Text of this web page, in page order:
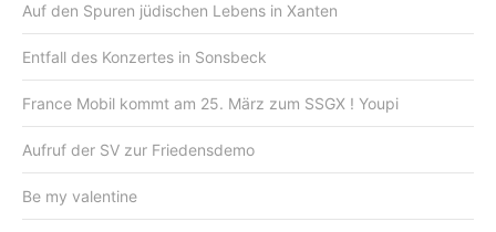
Auf den Spuren jüdischen Lebens in Xanten
Entfall des Konzertes in Sonsbeck
France Mobil kommt am 25. März zum SSGX ! Youpi
Aufruf der SV zur Friedensdemo
Be my valentine